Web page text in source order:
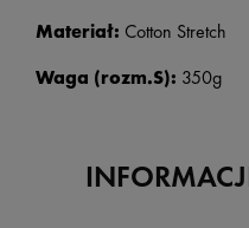
Materiał: Cotton Stretch
Waga (rozm.S): 350g